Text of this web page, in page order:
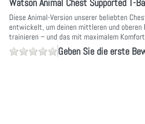
Watson Animal Chest Supported T-
Diese Animal-Version unserer beliebten
entwickelt, um deinen mittleren und oberen
trainieren – und das mit maximalem
Geben Sie die erste